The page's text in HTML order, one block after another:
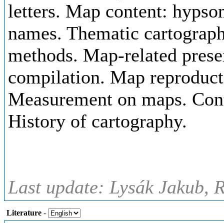
letters. Map content:
names. Thematic
methods. Map-related
compilation. Map
Measurement on maps.
History of cartography.
Last update: Lysák Jakub,
Literature -